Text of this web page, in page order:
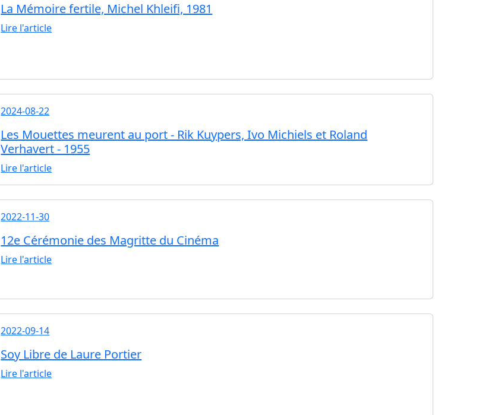
La Mémoire fertile, Michel Khleifi, 1981
Lire l'article
2024-08-22
Les Mouettes meurent au port - Rik Kuypers, Ivo Michiels et Roland
Verhavert - 1955
Lire l'article
2022-11-30
12e Cérémonie des Magritte du Cinéma
Lire l'article
2022-09-14
Soy Libre de Laure Portier
Lire l'article